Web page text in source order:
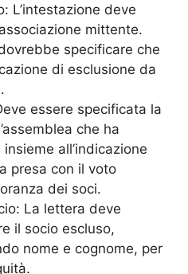
L’intestazione deve
mittente.
specificare che
di esclusione da
essere specificata la
che ha
all’indicazione
presa con il voto
dei soci.
La lettera deve
il socio escluso,
nome e cognome, per